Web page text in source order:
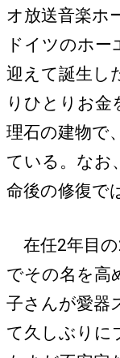
オ放送音楽ホ
ドイツのホ
迎えて誕生し
りひとりお金
理石の建物で
ている。なお
命後の修復で
在任2年目の
でその名を高
子さんが愛器
て久しぶりに